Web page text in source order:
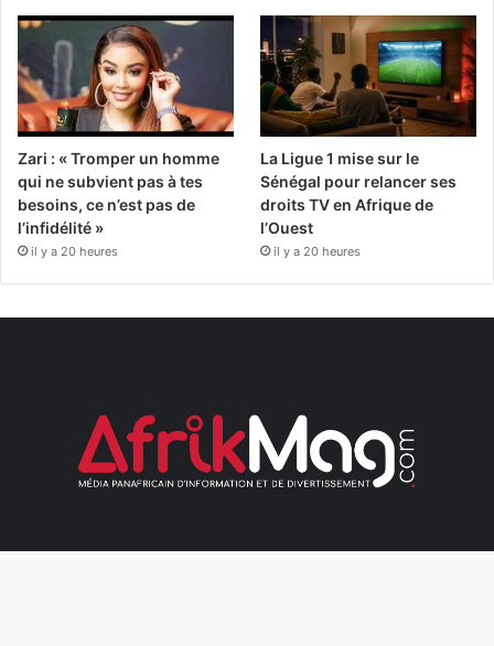
Zari : « Tromper un homme
qui ne subvient pas à tes
besoins, ce n’est pas de
l’infidélité »
il y a 20 heures
La Ligue 1 mise sur le
Sénégal pour relancer ses
droits TV en Afrique de
l’Ouest
il y a 20 heures